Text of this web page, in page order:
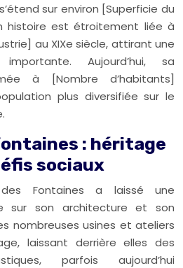
sur environ [Superficie du
histoire est étroitement liée à
au XIXe siècle, attirant une
Aujourd’hui, sa
à [Nombre d’habitants]
plus diversifiée sur le
: héritage
sociaux
des Fontaines a laissé une
sur son architecture et son
nombreuses usines et ateliers
laissant derrière elles des
parfois aujourd’hui